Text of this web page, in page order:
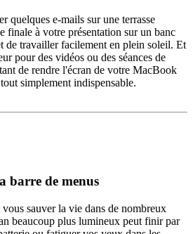
quelques e-mails sur une terrasse
finale à votre présentation sur un banc
de travailler facilement en plein soleil. Et
pour des vidéos ou des séances de
de rendre l'écran de votre MacBook
simplement indispensable.
barre de menus
sauver la vie dans de nombreux
beaucoup plus lumineux peut finir par